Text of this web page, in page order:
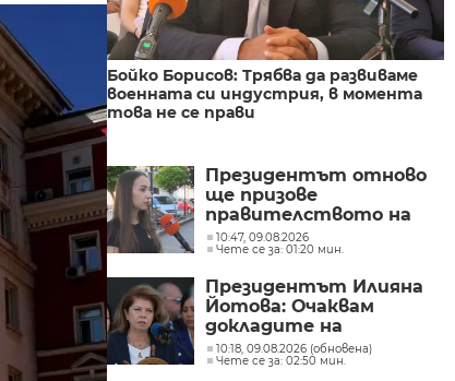
Бойко Борисов: Трябва да развиваме
военната си индустрия, в момента
това не се прави
Президентът отново
ще призове
правителството на
Северна Македония да
съдейства за
Михайлова
10:47, 09.08.2026
Чете се за: 01:20 мин.
Президентът Илияна
Йотова: Очаквам
докладите на
службите какъв е
дронът и каква е била
10:18, 09.08.2026 (обновена)
Чете се за: 02:50 мин.